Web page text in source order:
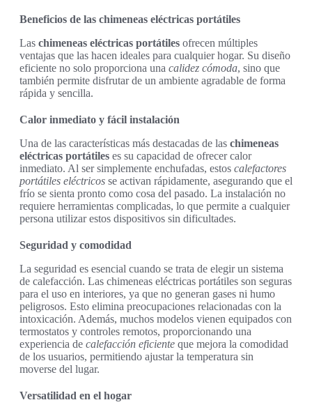
Beneficios de las chimeneas eléctricas portátiles
Las chimeneas eléctricas portátiles ofrecen múltiples
ventajas que las hacen ideales para cualquier hogar. Su diseño
eficiente no solo proporciona una calidez cómoda, sino que
también permite disfrutar de un ambiente agradable de forma
rápida y sencilla.
Calor inmediato y fácil instalación
Una de las características más destacadas de las chimeneas
eléctricas portátiles es su capacidad de ofrecer calor
inmediato. Al ser simplemente enchufadas, estos calefactores
portátiles eléctricos se activan rápidamente, asegurando que el
frío se sienta pronto como cosa del pasado. La instalación no
requiere herramientas complicadas, lo que permite a cualquier
persona utilizar estos dispositivos sin dificultades.
Seguridad y comodidad
La seguridad es esencial cuando se trata de elegir un sistema
de calefacción. Las chimeneas eléctricas portátiles son seguras
para el uso en interiores, ya que no generan gases ni humo
peligrosos. Esto elimina preocupaciones relacionadas con la
intoxicación. Además, muchos modelos vienen equipados con
termostatos y controles remotos, proporcionando una
experiencia de calefacción eficiente que mejora la comodidad
de los usuarios, permitiendo ajustar la temperatura sin
moverse del lugar.
Versatilidad en el hogar